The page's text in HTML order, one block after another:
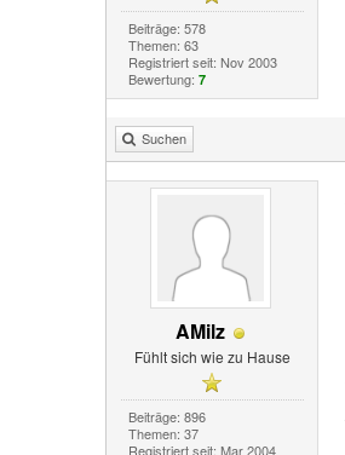
Beiträge: 578
Themen: 63
Registriert seit: Nov 2003
Bewertung: 7
Suchen
AMilz
Fühlt sich wie zu Hause
Beiträge: 896
Themen: 37
Registriert seit: Mar 2004